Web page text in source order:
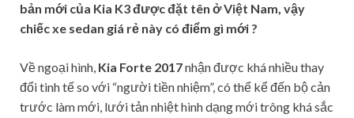
bản mới của Kia K3 được đặt tên ở Việt Nam, vậy
chiếc xe sedan giá rẻ này có điểm gì mới ?
Về ngoại hình, Kia Forte 2017nhận được khá nhiều thay
đổi tinh tế so với “người tiền nhiệm”, có thể kể đến bộ cản
trước làm mới, lưới tản nhiệt hình dạng mới trông khá sắc